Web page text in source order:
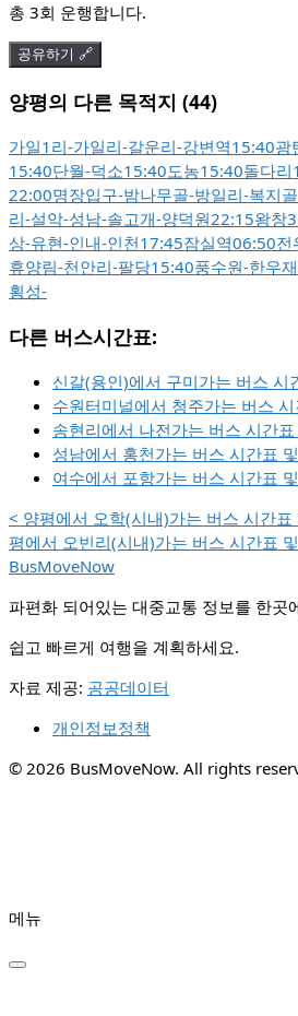
총 3회 운행합니다.
공유하기 🔗
양평의 다른 목적지 (44)
가일1리-가일리-갈운리-강변역15:40광
15:40단월-덕소15:40도농15:40돌다리
22:00명장입구-밤나무골-방일리-복지골
리-설악-성남-솔고개-양덕원22:15왕창
상-유현-인내-인천17:45잠실역06:50전
휴양림-천안리-팔당15:40풍수원-한우재
횡성-
다른 버스시간표:
신갈(용인)에서 구미가는 버스 시
수원터미널에서 청주가는 버스
송현리에서 나전가는 버스 시간
성남에서 홍천가는 버스 시간표
여수에서 포항가는 버스 시간표
< 양평에서 오학(시내)가는 버스 시간
평에서 오빈리(시내)가는 버스 시간표
BusMoveNow
파편화 되어있는 대중교통 정보를 한곳
쉽고 빠르게 여행을 계획하세요.
자료 제공: 공공데이터
개인정보정책
© 2026 BusMoveNow. All rights
✕
메뉴